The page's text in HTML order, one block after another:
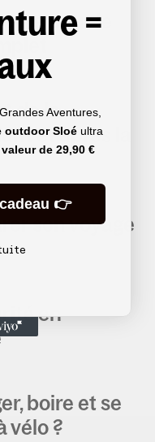
pour le
de la
et après la
son voyage
en
boire et se
vélo ?
=
Aventures,
outdoor Sloé ultra
valeur de 29,90 €
👉